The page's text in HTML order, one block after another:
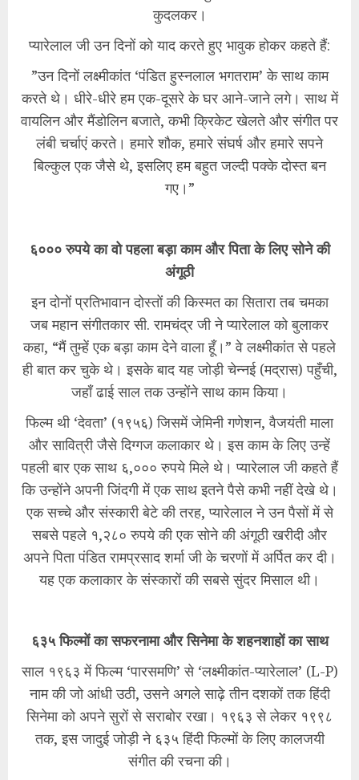
कुदलकर।
​प्यारेलाल जी उन दिनों को याद करते हुए भावुक होकर कहते हैं:
​”उन दिनों लक्ष्मीकांत ‘पंडित हुस्नलाल भगतराम’ के साथ काम
करते थे। धीरे-धीरे हम एक-दूसरे के घर आने-जाने लगे। साथ में
वायलिन और मैंडोलिन बजाते, कभी क्रिकेट खेलते और संगीत पर
लंबी चर्चाएं करते। हमारे शौक, हमारे संघर्ष और हमारे सपने
बिल्कुल एक जैसे थे, इसलिए हम बहुत जल्दी पक्के दोस्त बन
गए।”
६००० रुपये का वो पहला बड़ा काम और पिता के लिए सोने की
अंगूठी
​इन दोनों प्रतिभावान दोस्तों की किस्मत का सितारा तब चमका
जब महान संगीतकार सी. रामचंद्र जी ने प्यारेलाल को बुलाकर
कहा, “मैं तुम्हें एक बड़ा काम देने वाला हूँ।” वे लक्ष्मीकांत से पहले
ही बात कर चुके थे। इसके बाद यह जोड़ी चेन्नई (मद्रास) पहुँची,
जहाँ ढाई साल तक उन्होंने साथ काम किया।
​फिल्म थी ‘देवता’ (१९५६) जिसमें जेमिनी गणेशन, वैजयंती माला
और सावित्री जैसे दिग्गज कलाकार थे। इस काम के लिए उन्हें
पहली बार एक साथ ६,००० रुपये मिले थे। प्यारेलाल जी कहते हैं
कि उन्होंने अपनी जिंदगी में एक साथ इतने पैसे कभी नहीं देखे थे।
एक सच्चे और संस्कारी बेटे की तरह, प्यारेलाल ने उन पैसों में से
सबसे पहले १,२८० रुपये की एक सोने की अंगूठी खरीदी और
अपने पिता पंडित रामप्रसाद शर्मा जी के चरणों में अर्पित कर दी।
यह एक कलाकार के संस्कारों की सबसे सुंदर मिसाल थी।
६३५ फिल्मों का सफरनामा और सिनेमा के शहनशाहों का साथ
​साल १९६३ में फिल्म ‘पारसमणि’ से ‘लक्ष्मीकांत-प्यारेलाल’ (L-P)
नाम की जो आंधी उठी, उसने अगले साढ़े तीन दशकों तक हिंदी
सिनेमा को अपने सुरों से सराबोर रखा। १९६३ से लेकर १९९८
तक, इस जादुई जोड़ी ने ६३५ हिंदी फिल्मों के लिए कालजयी
संगीत की रचना की।